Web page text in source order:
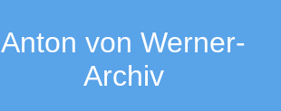
Anton von Werner-
Archiv